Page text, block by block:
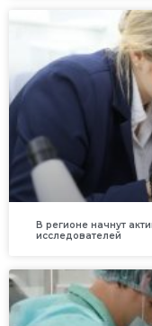
В регионе начнут
исследователей